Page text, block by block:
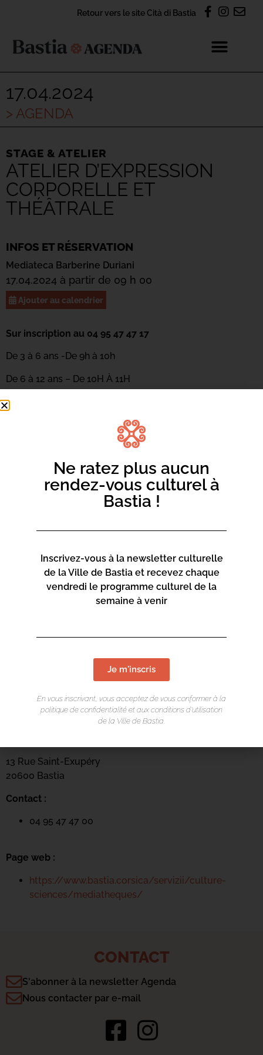
Retour vers le site Cità di Bastia
17.04.2024
> AGENDA
STAGE & ATELIER
ATELIER D’EXPRESSION
CORPORELLE ET
THÉÂTRALE
INFOS ET RÉSERVATION
Mediateca Barberine Duriani
17.04.2024 à partir de 09 h 00
Ajouter au calendrier
Sur inscription au 04 95 47 47 17
De 3 à 6 ans -De 9h à 10h
De 6 à 12 ans – De 10H À 11H
Découverte de la danse de manière ludique en racontant
illustrer un album grâce aux mouvements et feront
appel à l’imaginaire pour explorer le temps, l’espace et le
ABC Danse.
LIEU DE L'ÉVÉNEMENT
13 Rue Saint-Exupéry
20600 Bastia
Contact :
04 95 47 47 00
Page web :
https://www.bastia.corsica/servizii/culture-
sciences/mediatheques/
CONTACT
S'abonner à la newsletter Agenda
Nous contacter par e-mail
Ne ratez plus aucun
rendez-vous culturel à
Bastia !
Inscrivez-vous à la newsletter culturelle
de la Ville de Bastia et recevez chaque
vendredi le programme culturel de la
semaine à venir
Je m'inscris
En vous inscrivant, vous acceptez de vous conformer à la
politique de confidentialité et aux conditions d’utilisation
de la Ville de Bastia.